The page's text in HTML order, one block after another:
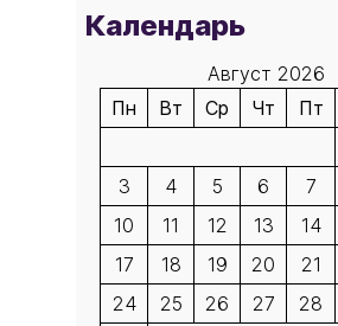
Календарь
Август 2026
Пн
Вт Ср Чт Пт
3
4 5 6 7
10
11 12 13 14
17
18 19 20 21
24
25 26 27 28